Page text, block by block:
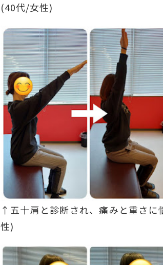
(40代/女性)
↑五十肩と診断され、痛みと重さ
性)